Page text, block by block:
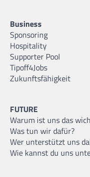
Business
Sponsoring
Hospitality
Supporter Pool
Tipoff4Jobs
Zukunftsfähigkeit
FUTURE
Warum ist uns das
Was tun wir dafür?
Wer unterstützt uns
Wie kannst du uns